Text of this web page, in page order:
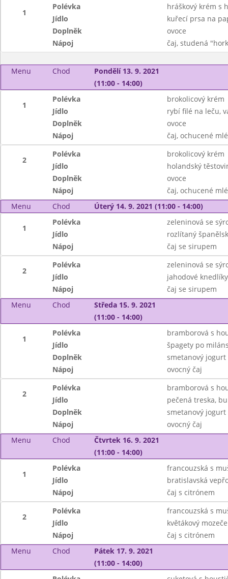
1
Polévka
hráškový krém s
Jídlo
kuřecí prsa na
Doplněk
ovoce
Nápoj
čaj, studená
Menu Chod
Pondělí 13. 9. 2021
(11:00 - 14:00)
1
Polévka
brokolicový krém
Jídlo
rybí filé na leču,
Doplněk
ovoce
Nápoj
čaj, ochucené
2
Polévka
brokolicový krém
Jídlo
holandský
Doplněk
ovoce
Nápoj
čaj, ochucené
Menu
Chod Úterý 14. 9. 2021 (11:00 - 14:00)
1
Polévka
zeleninová se
Jídlo
rozlítaný
Nápoj
čaj se sirupem
2
Polévka
zeleninová se
Jídlo
jahodové
Nápoj
čaj se sirupem
Menu
Chod
Středa 15. 9. 2021
(11:00 - 14:00)
1
Polévka
bramborová s
Jídlo
špagety po
Doplněk
smetanový jogurt
Nápoj
ovocný čaj
2
Polévka
bramborová s
Jídlo
pečená treska,
Doplněk
smetanový jogurt
Nápoj
ovocný čaj
Menu
Chod
Čtvrtek 16. 9. 2021
(11:00 - 14:00)
1
Polévka
francouzská s
Jídlo
bratislavská
Nápoj
čaj s citrónem
2
Polévka
francouzská s
Jídlo
květákový
Nápoj
čaj s citrónem
Menu
Chod
Pátek 17. 9. 2021
(11:00 - 14:00)